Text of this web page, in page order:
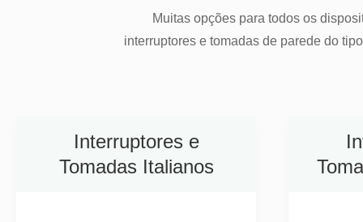
Muitas opções para todos os
interruptores e tomadas de parede do
Interruptores e
Tomadas Italianos